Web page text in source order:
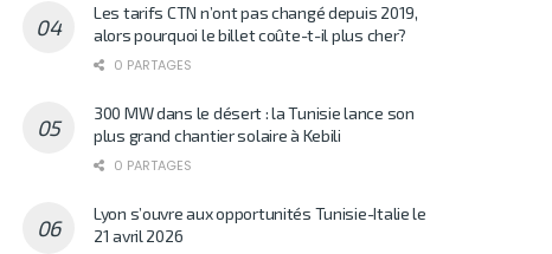
Les tarifs CTN n’ont pas changé depuis 2019,
alors pourquoi le billet coûte-t-il plus cher?
0 PARTAGES
300 MW dans le désert : la Tunisie lance son
plus grand chantier solaire à Kebili
0 PARTAGES
Lyon s’ouvre aux opportunités Tunisie-Italie le
21 avril 2026